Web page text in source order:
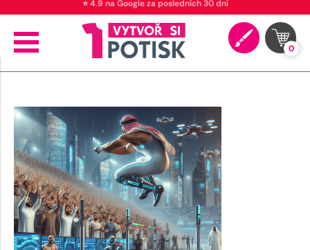
⭐ 4.9 na Google za posledních 30 dní
0